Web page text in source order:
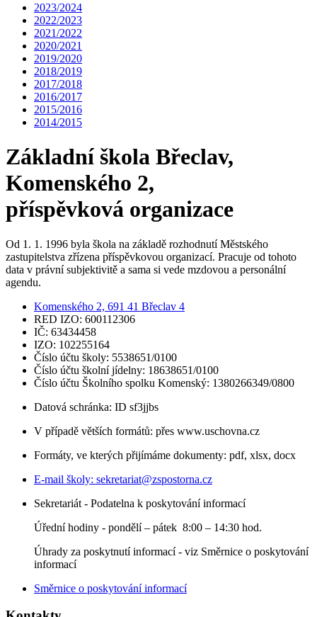
2023/2024
2022/2023
2021/2022
2020/2021
2019/2020
2018/2019
2017/2018
2016/2017
2015/2016
2014/2015
Základní škola Břeclav,
Komenského 2,
příspěvková organizace
Od 1. 1. 1996 byla škola na základě rozhodnutí Městského
zastupitelstva zřízena příspěvkovou organizací. Pracuje od tohoto
data v právní subjektivitě a sama si vede mzdovou a personální
agendu.
Komenského 2, 691 41 Břeclav 4
RED IZO: 600112306
IČ: 63434458
IZO: 102255164
Číslo účtu školy: 5538651/0100
Číslo účtu školní jídelny: 18638651/0100
Číslo účtu Školního spolku Komenský: 1380266349/0800
Datová schránka: ID sf3jjbs
V případě větších formátů: přes www.uschovna.cz
Formáty, ve kterých přijímáme dokumenty: pdf, xlsx, docx
E-mail školy: sekretariat@zspostorna.cz
Sekretariát - Podatelna k poskytování informací
Úřední hodiny - pondělí – pátek 8:00 – 14:30 hod.
Úhrady za poskytnutí informací - viz Směrnice o poskytování
informací
Směrnice o poskytování informací